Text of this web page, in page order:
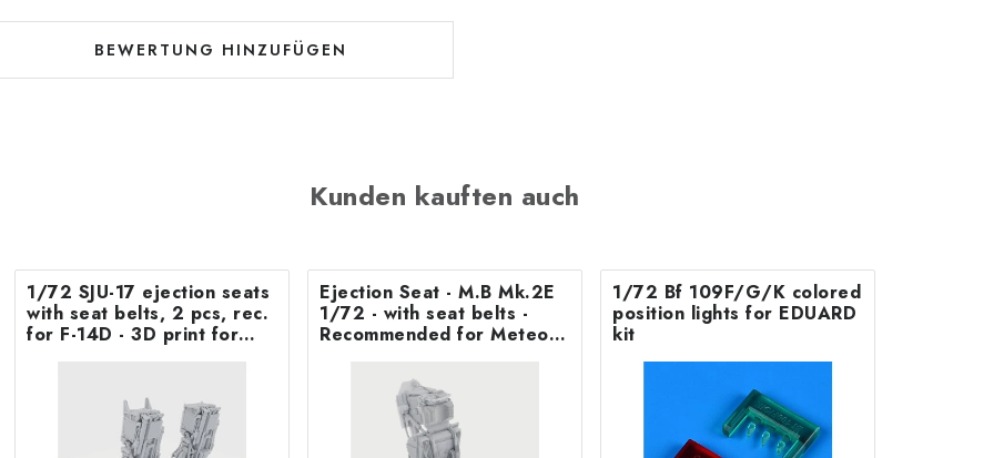
BEWERTUNG HINZUFÜGEN
Kunden kauften auch
1/72 SJU-17 ejection seats
with seat belts, 2 pcs, rec.
for F-14D - 3D print for
Ejection Seat - M.B Mk.2E
1/72 - with seat belts -
Recommended for Meteor
1/72 Bf 109F/G/K colored
position lights for EDUARD
kit